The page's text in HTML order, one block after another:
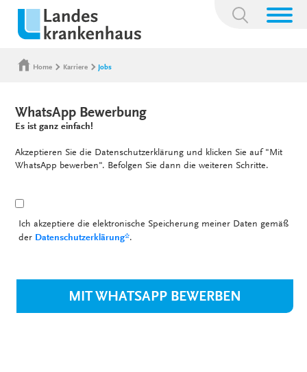
Suchbegriff:
Home Karriere Jobs
WhatsApp Bewerbung
Es ist ganz einfach!
Akzeptieren Sie die Datenschutzerklärung und klicken Sie auf "Mit
WhatsApp bewerben". Befolgen Sie dann die weiteren Schritte.
Ich akzeptiere die elektronische Speicherung meiner Daten gemäß
der Datenschutzerklärung*.
MIT WHATSAPP BEWERBEN